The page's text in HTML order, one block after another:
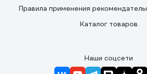
Правила применения
Каталог товаров
Наши соцсети